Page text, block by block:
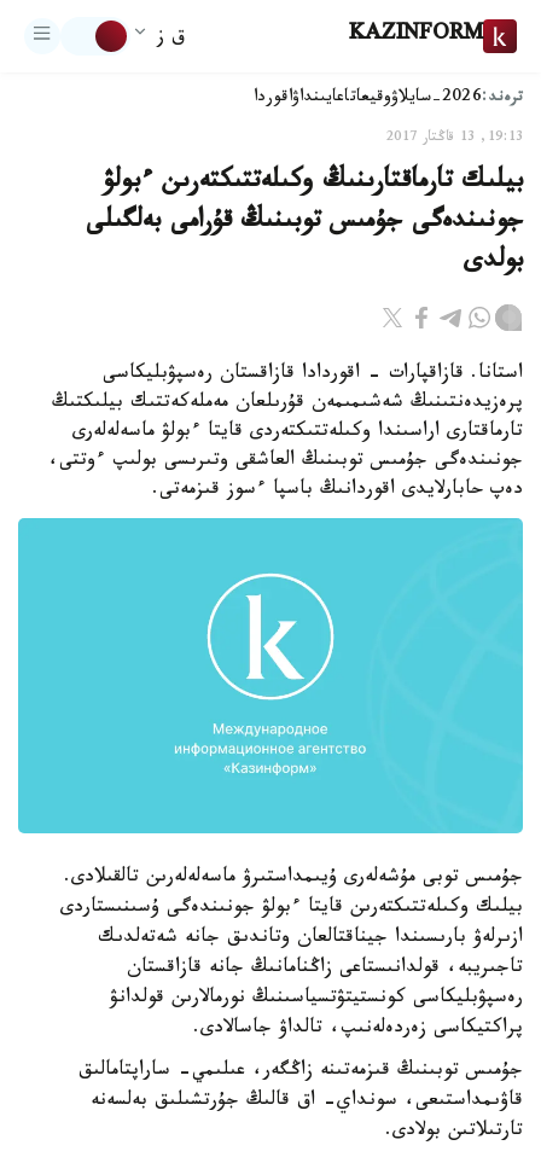
KAZINFORM ق ز
ترەند:2026-سايلاۋ وقيعاتاعايىنداۋاقوردا
19:13, 13 قاڭتار 2017
بيلىك تارماقتارىنىڭ وكىلەتتىكتەرىن ءبولۋ
جونىندەگى جۇمىس توبىنىڭ قۇرامى بەلگىلى
بولدى
استانا. قازاقپارات - اقوردادا قازاقستان رەسپۋبليكاسى
پرەزيدەنتىنىڭ شەشىمىمەن قۇرىلعان مەملەكەتتىك بيلىكتىڭ
تارماقتارى اراسىندا وكىلەتتىكتەردى قايتا ءبولۋ ماسەلەلەرى
جونىندەگى جۇمىس توبىنىڭ العاشقى وتىرىسى بولىپ ءوتتى،
دەپ حابارلايدى اقوردانىڭ باسپا ءسوز قىزمەتى.
جۇمىس توبى مۇشەلەرى ۇيىمداستىرۋ ماسەلەلەرىن تالقىلادى.
بيلىك وكىلەتتىكتەرىن قايتا ءبولۋ جونىندەگى ۇسىنىستاردى
ازىرلەۋ بارىسىندا جيناقتالعان وتاندىق جانە شەتەلدىك
تاجىريبە، قولدانىستاعى زاڭنامانىڭ جانە قازاقستان
رەسپۋبليكاسى كونستيتۋتسياسىنىڭ نورمالارىن قولدانۋ
پراكتيكاسى زەردەلەنىپ، تالداۋ جاسالادى.
جۇمىس توبىنىڭ قىزمەتىنە زاڭگەر، عىلىمي- ساراپتامالىق
قاۋىمداستىعى، سونداي- اق قالىڭ جۇرتشىلىق بەلسەنە
تارتىلاتىن بولادى.